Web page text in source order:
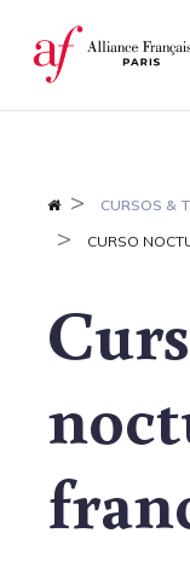
Panel de
CURSOS &
CURSO